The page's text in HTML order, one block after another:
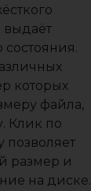
выдаёт
состояния.
которых
файла,
Клик по
позволяет
размер и
на диске.